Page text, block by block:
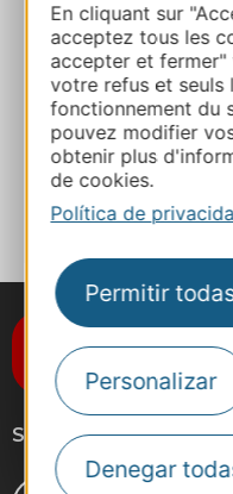
En cliquant sur
acceptez tous les
accepter et
votre refus et seuls
fonctionnement du
pouvez modifier
obtenir plus
de cookies.
Política de
Permitir
Personalizar
Denegar
E-mail
Sitio web
A MIS FAVORITOS
Síganos